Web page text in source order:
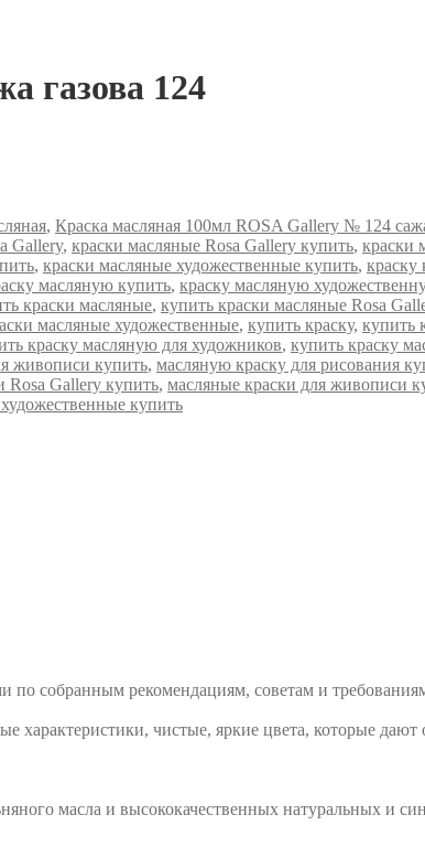
газова 124
, Краска масляная 100мл ROSA Gallery № 124
Gallery, краски масляные Rosa Gallery купить, краски
, краски масляные художественные купить, краску
масляную купить, краску масляную
краски масляные, купить краски масляные Rosa
масляные художественные, купить краску, купить
краску масляную для художников, купить краску
живописи купить, масляную краску для рисования
Rosa Gallery купить, масляные краски для живописи
купить
по собранным рекомендациям, советам и
характеристики, чистые, яркие цвета, которые
масла и высококачественных натуральных и